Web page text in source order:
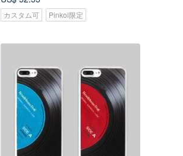
じた[英語名は無料/添加剤の購入手ネ
ックストラップを刻ま]
カスタム可 Pinkoi限定